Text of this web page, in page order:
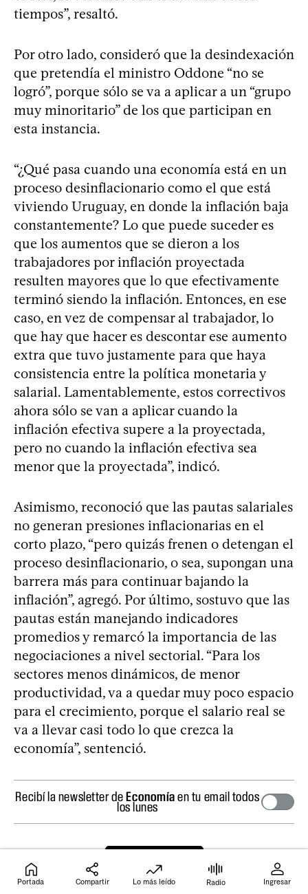
tiempos”, resaltó.
Por otro lado, consideró que la desindexación
que pretendía el ministro Oddone “no se
logró”, porque sólo se va a aplicar a un “grupo
muy minoritario” de los que participan en
esta instancia.
“¿Qué pasa cuando una economía está en un
proceso desinflacionario como el que está
viviendo Uruguay, en donde la inflación baja
constantemente? Lo que puede suceder es
que los aumentos que se dieron a los
trabajadores por inflación proyectada
resulten mayores que lo que efectivamente
terminó siendo la inflación. Entonces, en ese
caso, en vez de compensar al trabajador, lo
que hay que hacer es descontar ese aumento
extra que tuvo justamente para que haya
consistencia entre la política monetaria y
salarial. Lamentablemente, estos correctivos
ahora sólo se van a aplicar cuando la
inflación efectiva supere a la proyectada,
pero no cuando la inflación efectiva sea
menor que la proyectada”, indicó.
Asimismo, reconoció que las pautas salariales
no generan presiones inflacionarias en el
corto plazo, “pero quizás frenen o detengan el
proceso desinflacionario, o sea, supongan una
barrera más para continuar bajando la
inflación”, agregó. Por último, sostuvo que las
pautas están manejando indicadores
promedios y remarcó la importancia de las
negociaciones a nivel sectorial. “Para los
sectores menos dinámicos, de menor
productividad, va a quedar muy poco espacio
para el crecimiento, porque el salario real se
va a llevar casi todo lo que crezca la
economía”, sentenció.
Recibí la newsletter deEconomíaen tu email todos
los lunes
Portada Compartir Lo más leído Radio Ingresar